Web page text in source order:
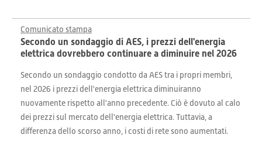
Comunicato stampa
Secondo un sondaggio di AES, i prezzi dell'energia
elettrica dovrebbero continuare a diminuire nel 2026
Secondo un sondaggio condotto da AES tra i propri membri,
nel 2026 i prezzi dell'energia elettrica diminuiranno
nuovamente rispetto all'anno precedente. Ciò è dovuto al calo
dei prezzi sul mercato dell'energia elettrica. Tuttavia, a
differenza dello scorso anno, i costi di rete sono aumentati.